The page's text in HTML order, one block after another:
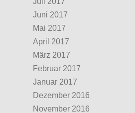
Juni 2017
Mai 2017
April 2017
März 2017
Februar 2017
Januar 2017
Dezember 2016
November 2016